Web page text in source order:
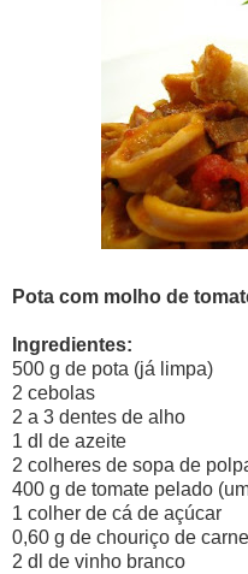
Pota com molho de
Ingredientes:
500 g de pota (já limpa)
2 cebolas
2 a 3 dentes de alho
1 dl de azeite
2 colheres de sopa de
400 g de tomate pelado
1 colher de cá de açúcar
0,60 g de chouriço de carne
2 dl de vinho branco